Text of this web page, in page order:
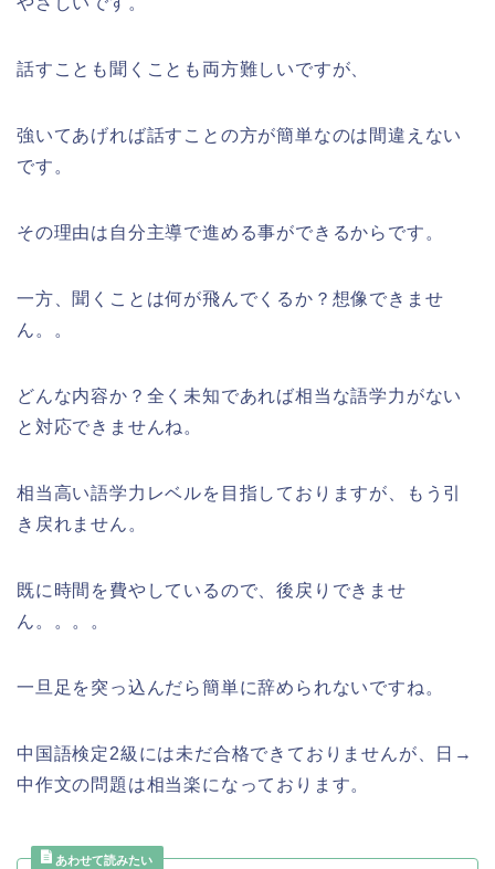
話すことも聞くことも両方難しいですが、
強いてあげれば話すことの方が簡単なのは間違えない
です。
その理由は自分主導で進める事ができるからです。
一方、聞くことは何が飛んでくるか？想像できませ
ん。。
どんな内容か？全く未知であれば相当な語学力がない
と対応できませんね。
相当高い語学力レベルを目指しておりますが、もう引
き戻れません。
既に時間を費やしているので、後戻りできませ
ん。。。。
一旦足を突っ込んだら簡単に辞められないですね。
中国語検定2級には未だ合格できておりませんが、日→
中作文の問題は相当楽になっております。